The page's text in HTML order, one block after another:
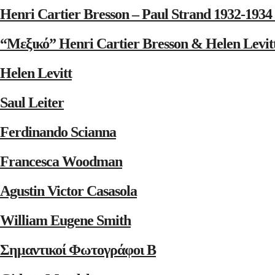
Henri Cartier Bresson – Paul Strand 1932-
“Μεξικό” Henri Cartier Bresson & Helen
Helen Levitt
Saul Leiter
Ferdinando Scianna
Francesca Woodman
Agustin Victor Casasola
William Eugene Smith
Σημαντικοί Φωτογράφοι Β